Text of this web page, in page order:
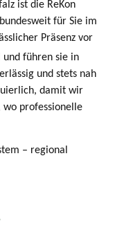
ist die ReKon
für Sie im
Präsenz vor
und führen sie in
und stets nah
damit wir
professionelle
– regional